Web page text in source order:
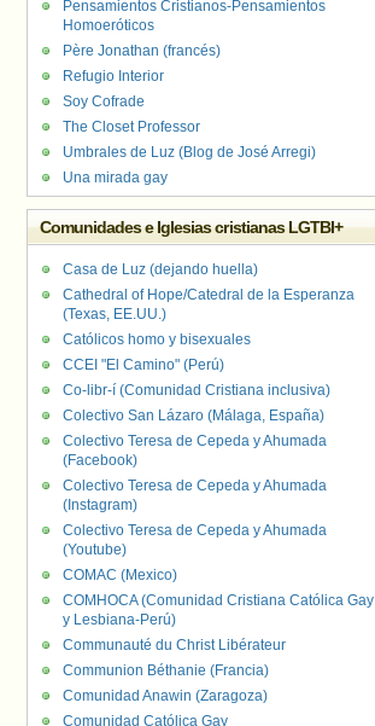
Pensamientos Cristianos-Pensamientos
Homoeróticos
Père Jonathan (francés)
Refugio Interior
Soy Cofrade
The Closet Professor
Umbrales de Luz (Blog de José Arregi)
Una mirada gay
Comunidades e Iglesias cristianas LGTBI+
Casa de Luz (dejando huella)
Cathedral of Hope/Catedral de la Esperanza
(Texas, EE.UU.)
Católicos homo y bisexuales
CCEI "El Camino" (Perú)
Co-libr-í (Comunidad Cristiana inclusiva)
Colectivo San Lázaro (Málaga, España)
Colectivo Teresa de Cepeda y Ahumada
(Facebook)
Colectivo Teresa de Cepeda y Ahumada
(Instagram)
Colectivo Teresa de Cepeda y Ahumada
(Youtube)
COMAC (Mexico)
COMHOCA (Comunidad Cristiana Católica Gay
y Lesbiana-Perú)
Communauté du Christ Libérateur
Communion Béthanie (Francia)
Comunidad Anawin (Zaragoza)
Comunidad Católica Gay